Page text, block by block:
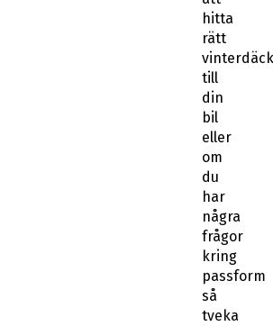
rätt
vinterdäck
till
din
bil
eller
om
har
några
frågor
kring
passform
tveka
inte